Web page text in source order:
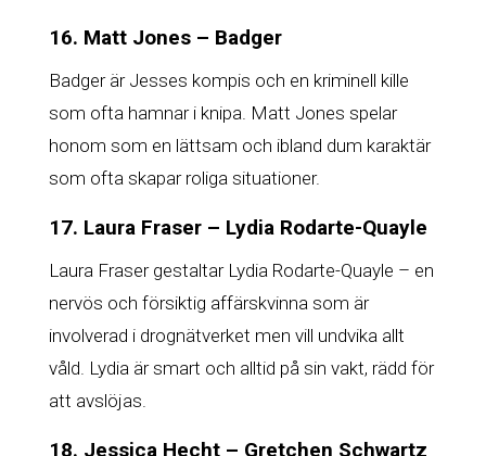
16. Matt Jones – Badger
Badger är Jesses kompis och en kriminell kille
som ofta hamnar i knipa. Matt Jones spelar
honom som en lättsam och ibland dum karaktär
som ofta skapar roliga situationer.
17. Laura Fraser – Lydia Rodarte-Quayle
Laura Fraser gestaltar Lydia Rodarte-Quayle – en
nervös och försiktig affärskvinna som är
involverad i drognätverket men vill undvika allt
våld. Lydia är smart och alltid på sin vakt, rädd för
att avslöjas.
18. Jessica Hecht – Gretchen Schwartz